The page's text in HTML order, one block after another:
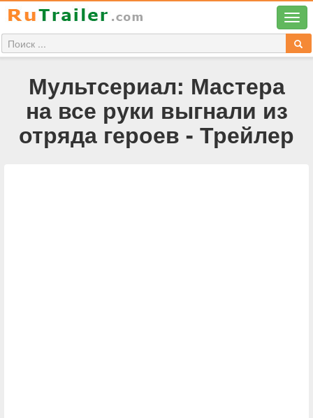
Мультсериал: Мастера
на все руки выгнали из
отряда героев - Трейлер